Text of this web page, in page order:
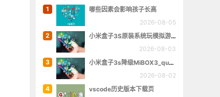
1
哪些因素会影响孩子长高
2026-08-05
2
小米盒子3S原装系统玩模拟游戏
2026-08-03
3
小米盒子3s降级MiBOX3_queenchristina_r145
2026-08-02
4
vscode历史版本下载页